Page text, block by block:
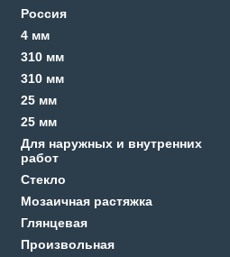
Россия
4 мм
310 мм
310 мм
25 мм
25 мм
Для наружных и внутренних
работ
Стекло
Мозаичная растяжка
Глянцевая
Произвольная